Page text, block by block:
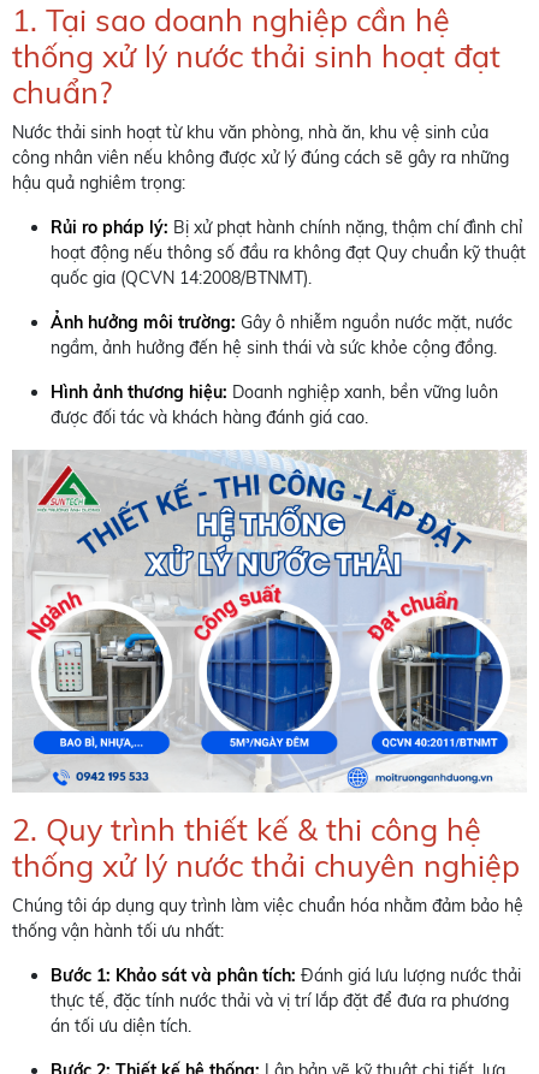
1. Tại sao doanh nghiệp cần hệ
thống xử lý nước thải sinh hoạt đạt
chuẩn?
Nước thải sinh hoạt từ khu văn phòng, nhà ăn, khu vệ sinh của
công nhân viên nếu không được xử lý đúng cách sẽ gây ra những
hậu quả nghiêm trọng:
Rủi ro pháp lý: Bị xử phạt hành chính nặng, thậm chí đình chỉ
hoạt động nếu thông số đầu ra không đạt Quy chuẩn kỹ thuật
quốc gia (QCVN 14:2008/BTNMT).
Ảnh hưởng môi trường: Gây ô nhiễm nguồn nước mặt, nước
ngầm, ảnh hưởng đến hệ sinh thái và sức khỏe cộng đồng.
Hình ảnh thương hiệu: Doanh nghiệp xanh, bền vững luôn
được đối tác và khách hàng đánh giá cao.
2. Quy trình thiết kế & thi công hệ
thống xử lý nước thải chuyên nghiệp
Chúng tôi áp dụng quy trình làm việc chuẩn hóa nhằm đảm bảo hệ
thống vận hành tối ưu nhất:
Bước 1: Khảo sát và phân tích: Đánh giá lưu lượng nước thải
thực tế, đặc tính nước thải và vị trí lắp đặt để đưa ra phương
án tối ưu diện tích.